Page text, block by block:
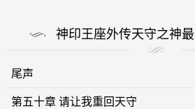
神印王座外传天守之神
尾声
第五十章 请让我重回天守